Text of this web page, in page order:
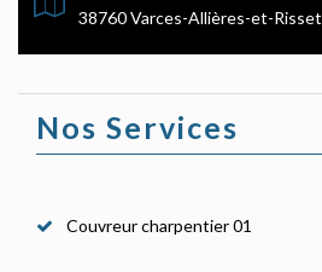
38760 Varces-Allières-et-Risset
Nos Services
Couvreur charpentier 01